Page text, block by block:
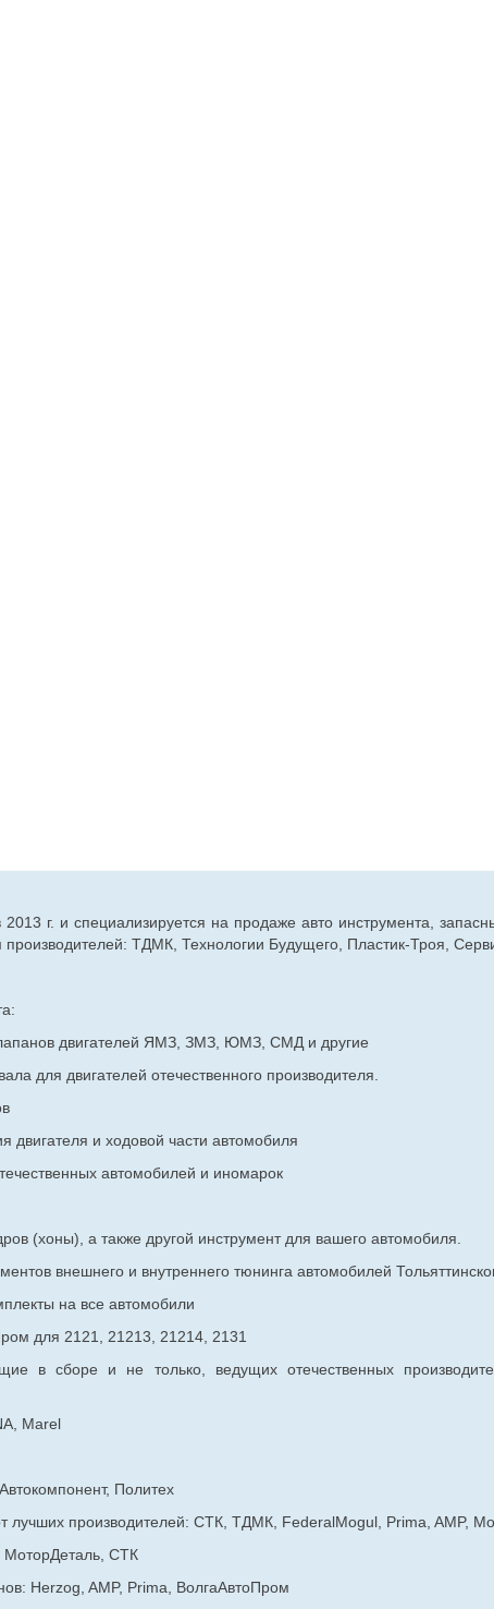
2013 г. и специализируется на продаже авто инструмента,
ТДМК, Технологии Будущего, Пластик-Троя,
двигателей ЯМЗ, ЗМЗ, ЮМЗ, СМД и другие
для двигателей отечественного производителя.
двигателя и ходовой части автомобиля
автомобилей и иномарок
(хоны), а также другой инструмент для вашего автомобиля.
внешнего и внутреннего тюнинга автомобилей
на все автомобили
для 2121, 21213, 21214, 2131
в сборе и не только, ведущих отечественных
Marel
Политех
лучших производителей: СТК, ТДМК, FederalMogul, Prima, AMP,
МоторДеталь, СТК
Herzog, AMP, Prima, ВолгаАвтоПром